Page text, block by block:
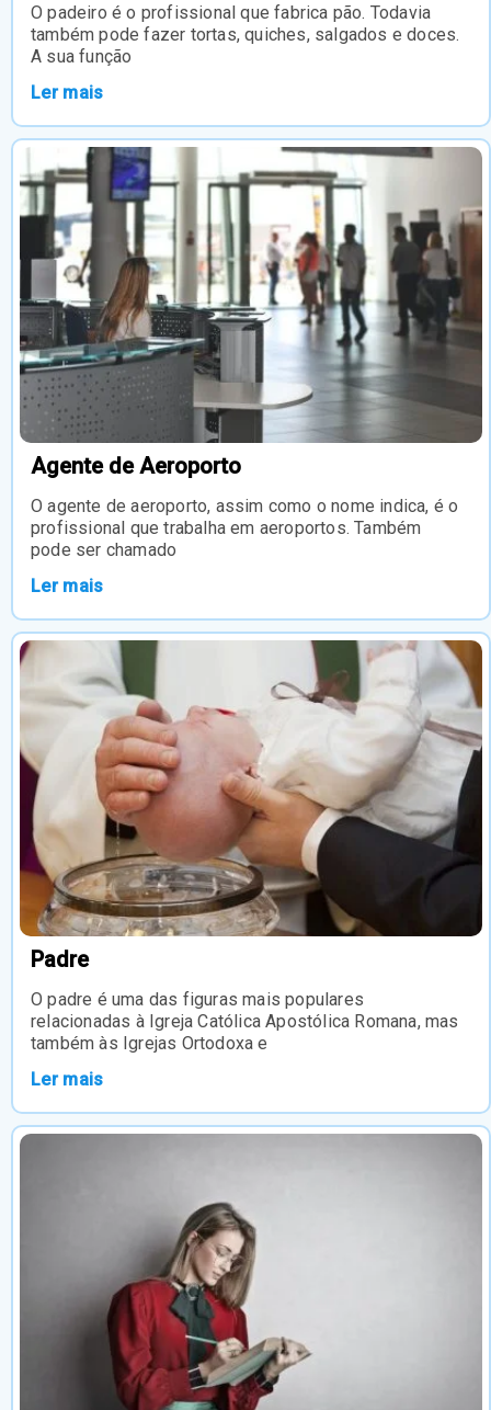
O padeiro é o profissional que fabrica pão. Todavia
também pode fazer tortas, quiches, salgados e doces.
A sua função
Ler mais
Agente de Aeroporto
O agente de aeroporto, assim como o nome indica, é o
profissional que trabalha em aeroportos. Também
pode ser chamado
Ler mais
Padre
O padre é uma das figuras mais populares
relacionadas à Igreja Católica Apostólica Romana, mas
também às Igrejas Ortodoxa e
Ler mais